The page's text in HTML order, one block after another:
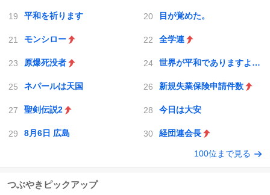
平和を祈ります 目が覚めた。
モンシロー 全学連
原爆死没者 世界が平和でありますように
ネパールは天国 新規失業保険申請件数
聖剣伝説2 今日は大安
8月6日 広島 経団連会長
100位まで見る
つぶやきピックアップ